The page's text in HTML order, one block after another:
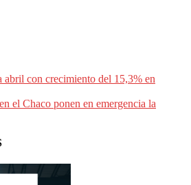
abril con crecimiento del 15,3% en
el Chaco ponen en emergencia la